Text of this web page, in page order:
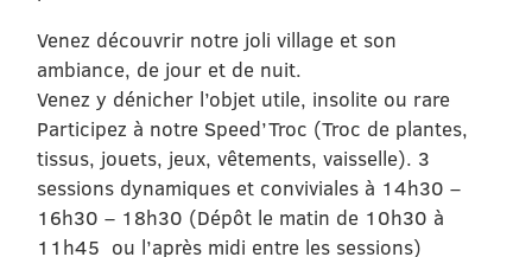
Venez découvrir notre joli village et son
ambiance, de jour et de nuit.
Venez y dénicher l’objet utile, insolite ou rare
Participez à notre Speed’Troc (Troc de plantes,
tissus, jouets, jeux, vêtements, vaisselle). 3
sessions dynamiques et conviviales à 14h30 –
16h30 – 18h30 (Dépôt le matin de 10h30 à
11h45 ou l’après midi entre les sessions)